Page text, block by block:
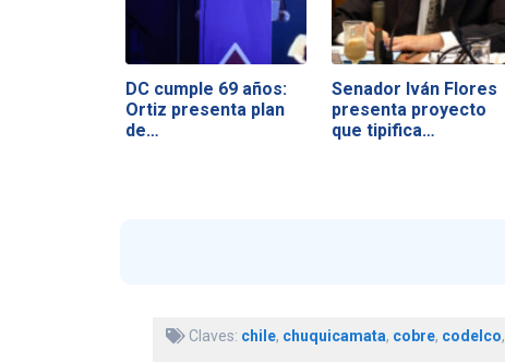
DC cumple 69 años:
Ortiz presenta plan
de…
Senador Iván Flores
presenta proyecto
que tipifica…
Claves: chile, chuquicamata, cobre, codelco,